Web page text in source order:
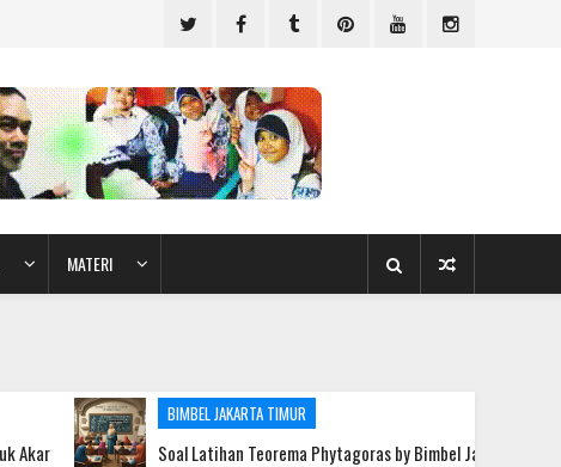
MATERI
BIMBEL JAKARTA TIMUR
Soal Latihan Teorema Phytagoras by Bimbel Jakarta Timur